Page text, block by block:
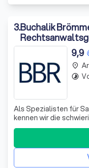
3.Buchalik
9,9
Als Spezialisten für
kennen wir die
während einer
place
timelapse